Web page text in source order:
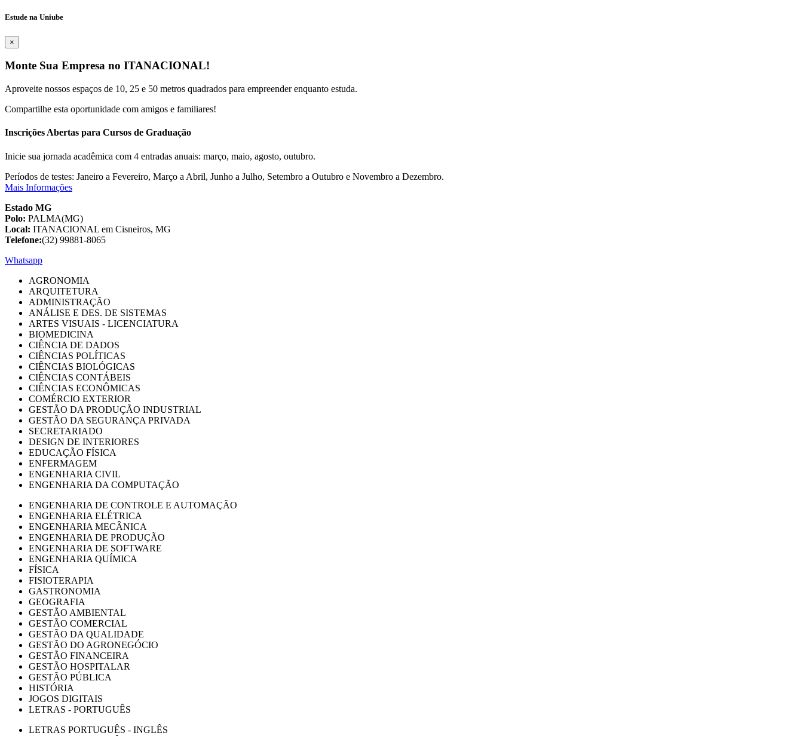
Estude na Uniube
×
Monte Sua Empresa no ITANACIONAL!
Aproveite nossos espaços de 10, 25 e 50 metros quadrados para empreender enquanto estuda.
Compartilhe esta oportunidade com amigos e familiares!
Inscrições Abertas para Cursos de Graduação
Inicie sua jornada acadêmica com 4 entradas anuais: março, maio, agosto, outubro.
Períodos de testes: Janeiro a Fevereiro, Março a Abril, Junho a Julho, Setembro a Outubro e Novembro a Dezembro.
Mais Informações
Estado MG
Polo: PALMA(MG)
Local: ITANACIONAL em Cisneiros, MG
Telefone:(32) 99881-8065
Whatsapp
AGRONOMIA
ARQUITETURA
ADMINISTRAÇÃO
ANÁLISE E DES. DE SISTEMAS
ARTES VISUAIS - LICENCIATURA
BIOMEDICINA
CIÊNCIA DE DADOS
CIÊNCIAS POLÍTICAS
CIÊNCIAS BIOLÓGICAS
CIÊNCIAS CONTÁBEIS
CIÊNCIAS ECONÔMICAS
COMÉRCIO EXTERIOR
GESTÃO DA PRODUÇÃO INDUSTRIAL
GESTÃO DA SEGURANÇA PRIVADA
SECRETARIADO
DESIGN DE INTERIORES
EDUCAÇÃO FÍSICA
ENFERMAGEM
ENGENHARIA CIVIL
ENGENHARIA DA COMPUTAÇÃO
ENGENHARIA DE CONTROLE E AUTOMAÇÃO
ENGENHARIA ELÉTRICA
ENGENHARIA MECÂNICA
ENGENHARIA DE PRODUÇÃO
ENGENHARIA DE SOFTWARE
ENGENHARIA QUÍMICA
FÍSICA
FISIOTERAPIA
GASTRONOMIA
GEOGRAFIA
GESTÃO AMBIENTAL
GESTÃO COMERCIAL
GESTÃO DA QUALIDADE
GESTÃO DO AGRONEGÓCIO
GESTÃO FINANCEIRA
GESTÃO HOSPITALAR
GESTÃO PÚBLICA
HISTÓRIA
JOGOS DIGITAIS
LETRAS - PORTUGUÊS
LETRAS PORTUGUÊS - INGLÊS